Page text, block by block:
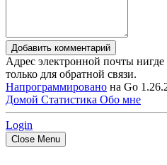
Добавить комментарий
Адрес электронной почты
только для обратной связи.
Напрограммировано на Go
Домой Статистика Обо мне
Login
Close Menu